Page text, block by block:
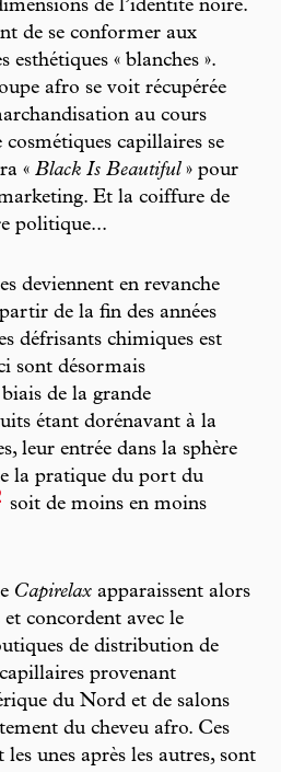
de l’identité noire.
de se conformer aux
« blanches ».
afro se voit récupérée
au cours
capillaires se
« Black Is Beautiful» pour
Et la coiffure de
politique...
deviennent en revanche
de la fin des années
défrisants chimiques est
sont désormais
de la grande
étant dorénavant à la
leur entrée dans la sphère
la pratique du port du
soit de moins en moins
Capirelax apparaissent alors
concordent avec le
de distribution de
provenant
du Nord et de salons
du cheveu afro. Ces
unes après les autres, sont